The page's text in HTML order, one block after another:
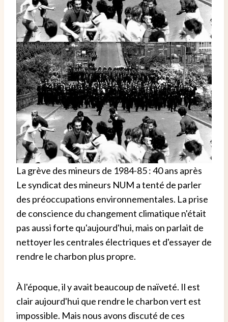
La grève des mineurs de 1984-85 : 40 ans après
Le syndicat des mineurs NUM a tenté de parler
des préoccupations environnementales. La prise
de conscience du changement climatique n'était
pas aussi forte qu'aujourd'hui, mais on parlait de
nettoyer les centrales électriques et d'essayer de
rendre le charbon plus propre.
À l'époque, il y avait beaucoup de naïveté. Il est
clair aujourd'hui que rendre le charbon vert est
impossible. Mais nous avons discuté de ces